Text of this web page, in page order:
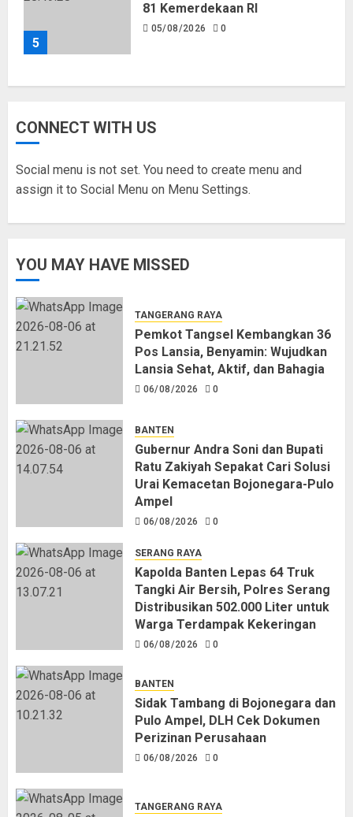
5
81 Kemerdekaan RI
05/08/2026 0
CONNECT WITH US
Social menu is not set. You need to create menu and
assign it to Social Menu on Menu Settings.
YOU MAY HAVE MISSED
TANGERANG RAYA
Pemkot Tangsel Kembangkan 36
Pos Lansia, Benyamin: Wujudkan
Lansia Sehat, Aktif, dan Bahagia
06/08/2026 0
BANTEN
Gubernur Andra Soni dan Bupati
Ratu Zakiyah Sepakat Cari Solusi
Urai Kemacetan Bojonegara-Pulo
Ampel
06/08/2026 0
SERANG RAYA
Kapolda Banten Lepas 64 Truk
Tangki Air Bersih, Polres Serang
Distribusikan 502.000 Liter untuk
Warga Terdampak Kekeringan
06/08/2026 0
BANTEN
Sidak Tambang di Bojonegara dan
Pulo Ampel, DLH Cek Dokumen
Perizinan Perusahaan
06/08/2026 0
TANGERANG RAYA